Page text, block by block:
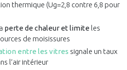
thermique (Ug=2,8 contre 6,8 pour
perte de chaleur et limite les
de moisissures
entre les vitres signale un taux
l’air intérieur